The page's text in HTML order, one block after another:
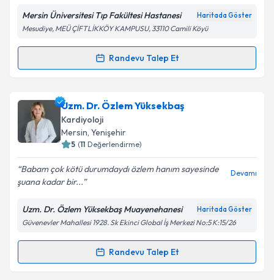
Mersin Üniversitesi Tıp Fakültesi Hastanesi Haritada Göster
Mesudiye, MEÜ ÇİFTLİKKÖY KAMPUSU, 33110 Camili Köyü
Randevu Talep Et
Randevu Takvimi Talebi
Prof. Dr. Nehir Sucuiçin randevu takvimi talebi
oluşturun. Size bu uzmandan randevu almanız için bir
takvim hazırlandığında e-posta ile bilgilendireceğiz.
Kişisel verilerimin işlenmesine ilişkin
Aydınlatma
Metni'ni okudum ve kişisel verilerimin belirtilen
kapsamda işlenmesini kabul ediyorum.
Uzm. Dr. Özlem Yüksekbaş
Kardiyoloji
Mersin, Yenişehir
5 (11 Değerlendirme)
Babam çok kötü durumdaydı özlem hanım sayesinde
şuana kadar bir...
Devamı
Uzm. Dr. Özlem Yüksekbaş Muayenehanesi Haritada Göster
Güvenevler Mahallesi 1928. Sk Ekinci Global İş Merkezi No:5 K:15/26
Randevu Talep Et
Randevu Takvimi Talebi